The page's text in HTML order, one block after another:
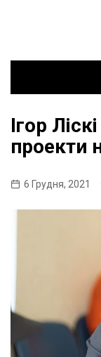
Ігор
проекти
6 Грудня, 2021